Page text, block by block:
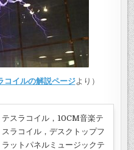
コイルの解説ページより）
テスラコイル，10CM音楽テ
スラコイル，デスクトップフ
ラットパネルミュージックテ